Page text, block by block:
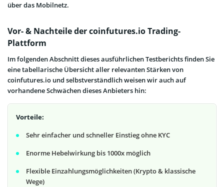
über das Mobilnetz.
Vor- & Nachteile der coinfutures.io Trading-
Plattform
Im folgenden Abschnitt dieses ausführlichen Testberichts finden Sie
eine tabellarische Übersicht aller relevanten Stärken von
coinfutures.io und selbstverständlich weisen wir auch auf
vorhandene Schwächen dieses Anbieters hin:
Vorteile:
Sehr einfacher und schneller Einstieg ohne KYC
Enorme Hebelwirkung bis 1000x möglich
Flexible Einzahlungsmöglichkeiten (Krypto & klassische
Wege)